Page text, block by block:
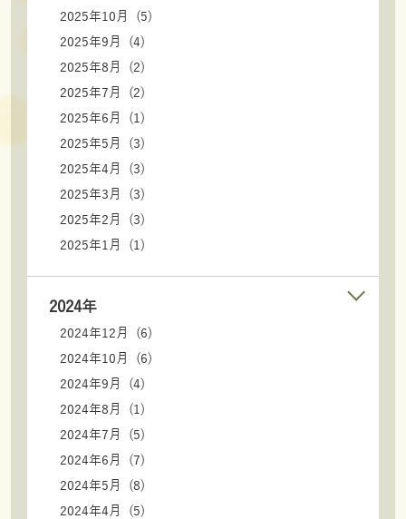
2025年10月 (5)
2025年9月 (4)
2025年8月 (2)
2025年7月 (2)
2025年6月 (1)
2025年5月 (3)
2025年4月 (3)
2025年3月 (3)
2025年2月 (3)
2025年1月 (1)
2024年
2024年12月 (6)
2024年10月 (6)
2024年9月 (4)
2024年8月 (1)
2024年7月 (5)
2024年6月 (7)
2024年5月 (8)
2024年4月 (5)